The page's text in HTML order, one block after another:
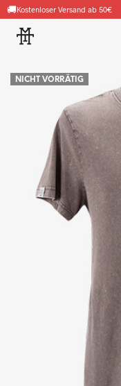
🚚Kostenloser Versand ab 50€
NICHT VORRÄTIG